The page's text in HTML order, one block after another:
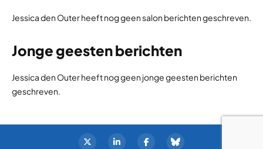
Jessica den Outer heeft nog geen salon berichten geschreven.
Jonge geesten berichten
Jessica den Outer heeft nog geen jonge geesten berichten
geschreven.